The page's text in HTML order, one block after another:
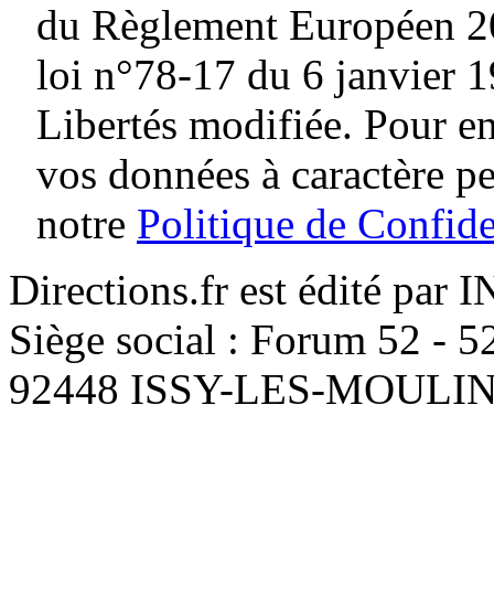
du Règlement Européen
loi n°78-17 du 6 janvier
Libertés modifiée. Pour
vos données à caractère
notre Politique de
Directions.fr est édité par
Siège social : Forum 52 -
92448 ISSY-LES-